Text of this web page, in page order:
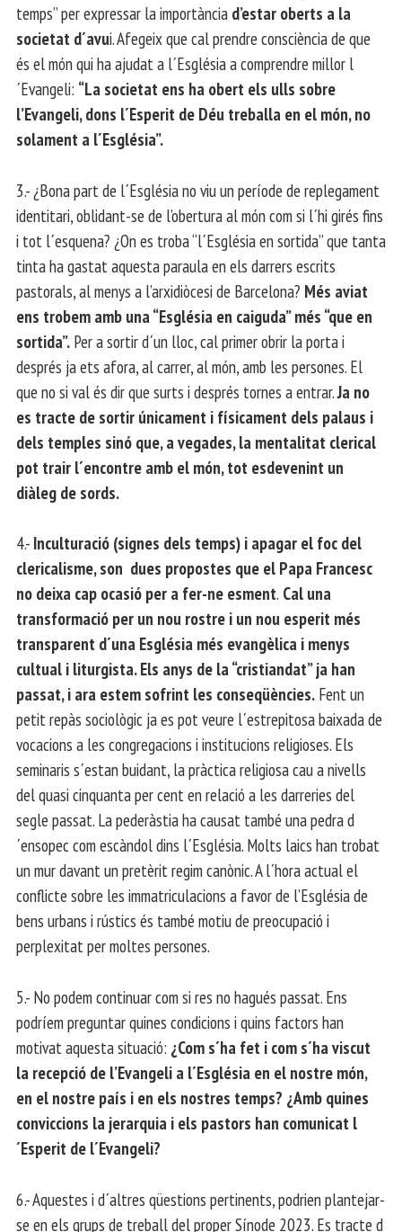
temps” per expressar la importància d’estar oberts a la
societat d´avui. Afegeix que cal prendre consciència de que
és el món qui ha ajudat a l´Església a comprendre millor l
´Evangeli: “La societat ens ha obert els ulls sobre
l’Evangeli, dons l´Esperit de Déu treballa en el món, no
solament a l´Església”.
3.- ¿Bona part de l´Església no viu un període de replegament
identitari, oblidant-se de l’obertura al món com si l´hi girés fins
i tot l´esquena? ¿On es troba “l´Església en sortida” que tanta
tinta ha gastat aquesta paraula en els darrers escrits
pastorals, al menys a l’arxidiòcesi de Barcelona? Més aviat
ens trobem amb una “Església en caiguda” més “que en
sortida”. Per a sortir d´un lloc, cal primer obrir la porta i
després ja ets afora, al carrer, al món, amb les persones. El
que no si val és dir que surts i després tornes a entrar.Ja no
es tracte de sortir únicament i físicament dels palaus i
dels temples sinó que, a vegades, la mentalitat clerical
pot trair l´encontre amb el món, tot esdevenint un
diàleg de sords.
4.- Inculturació (signes dels temps) i apagar el foc del
clericalisme, son dues propostes que el Papa Francesc
no deixa cap ocasió per a fer-ne esment. Cal una
transformació per un nou rostre i un nou esperit més
transparent d´una Església més evangèlica i menys
cultual i liturgista. Els anys de la “cristiandat” ja han
passat, i ara estem sofrint les conseqüències. Fent un
petit repàs sociològic ja es pot veure l´estrepitosa baixada de
vocacions a les congregacions i institucions religioses. Els
seminaris s´estan buidant, la pràctica religiosa cau a nivells
del quasi cinquanta per cent en relació a les darreries del
segle passat. La pederàstia ha causat també una pedra d
´ensopec com escàndol dins l´Església. Molts laics han trobat
un mur davant un pretèrit regim canònic. A l´hora actual el
conflicte sobre les immatriculacions a favor de l’Església de
bens urbans i rústics és també motiu de preocupació i
perplexitat per moltes persones.
5.- No podem continuar com si res no hagués passat. Ens
podríem preguntar quines condicions i quins factors han
motivat aquesta situació: ¿Com s´ha fet i com s´ha viscut
la recepció de l’Evangeli a l´Església en el nostre món,
en el nostre país i en els nostres temps? ¿Amb quines
conviccions la jerarquia i els pastors han comunicat l
´Esperit de l´Evangeli?
6.- Aquestes i d´altres qüestions pertinents, podrien plantejar-
se en els grups de treball del proper Sínode 2023. Es tracte d